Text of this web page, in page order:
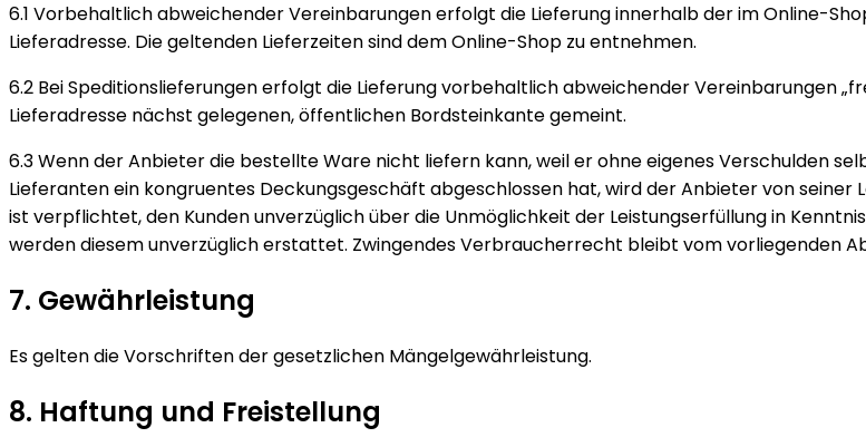
6.1 Vorbehaltlich abweichender Vereinbarungen erfolgt die Lieferung innerhalb der im Online-
Lieferadresse. Die geltenden Lieferzeiten sind dem Online-Shop zu entnehmen.
6.2 Bei Speditionslieferungen erfolgt die Lieferung vorbehaltlich abweichender Vereinbarungen
Lieferadresse nächst gelegenen, öffentlichen Bordsteinkante gemeint.
6.3 Wenn der Anbieter die bestellte Ware nicht liefern kann, weil er ohne eigenes Verschulden
Lieferanten ein kongruentes Deckungsgeschäft abgeschlossen hat, wird der Anbieter von
ist verpflichtet, den Kunden unverzüglich über die Unmöglichkeit der Leistungserfüllung in
werden diesem unverzüglich erstattet. Zwingendes Verbraucherrecht bleibt vom vorliegenden
7. Gewährleistung
Es gelten die Vorschriften der gesetzlichen Mängelgewährleistung.
8. Haftung und Freistellung